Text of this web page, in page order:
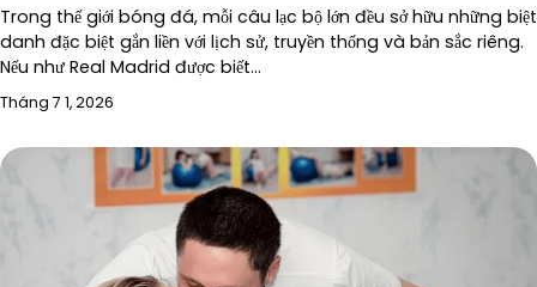
Trong thế giới bóng đá, mỗi câu lạc bộ lớn đều sở hữu những biệt
danh đặc biệt gắn liền với lịch sử, truyền thống và bản sắc riêng.
Nếu như Real Madrid được biết…
Tháng 7 1, 2026